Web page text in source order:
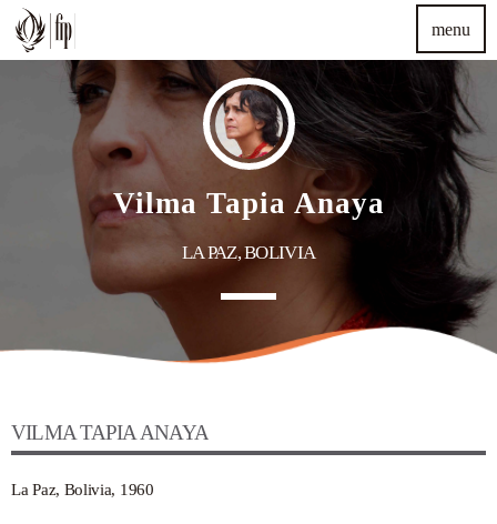
menu
TOP READING
Sorry, there is nothing for the moment.
MOST UPVOTEDVilma Tapia Anaya
LA PAZ, BOLIVIA
VILMA TAPIA ANAYA
La Paz, Bolivia, 1960